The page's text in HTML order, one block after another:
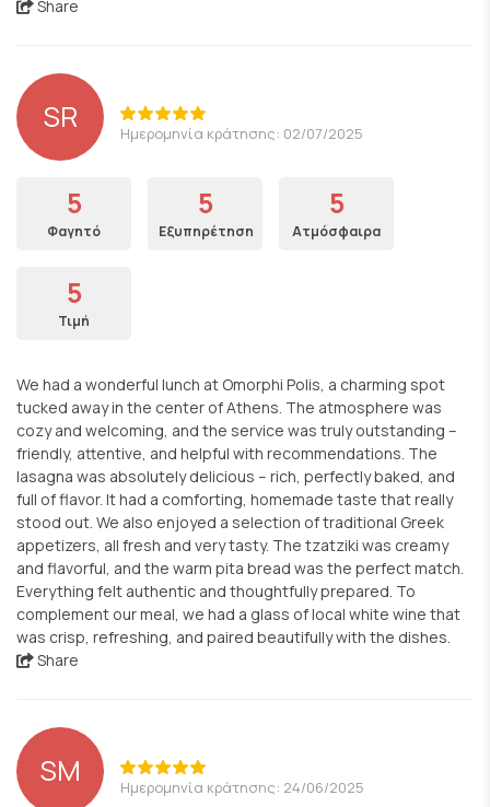
Share
SR Ημερομηνία κράτησης: 02/07/2025
5
Φαγητό
5
Εξυπηρέτηση
5
Ατμόσφαιρα
5
Τιμή
We had a wonderful lunch at Omorphi Polis, a charming spot
tucked away in the center of Athens. The atmosphere was
cozy and welcoming, and the service was truly outstanding –
friendly, attentive, and helpful with recommendations. The
lasagna was absolutely delicious – rich, perfectly baked, and
full of flavor. It had a comforting, homemade taste that really
stood out. We also enjoyed a selection of traditional Greek
appetizers, all fresh and very tasty. The tzatziki was creamy
and flavorful, and the warm pita bread was the perfect match.
Everything felt authentic and thoughtfully prepared. To
complement our meal, we had a glass of local white wine that
was crisp, refreshing, and paired beautifully with the dishes.
Share
SM Ημερομηνία κράτησης: 24/06/2025